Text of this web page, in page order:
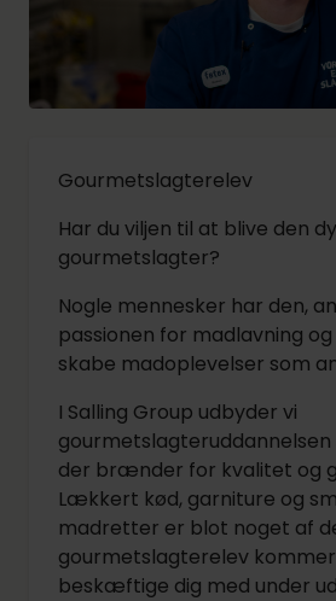
Gourmetslagterelev
Har du viljen til at blive den
gourmetslagter?
Nogle mennesker har den,
passionen for madlavning
skabe madoplevelser som
I Salling Group udbyder vi
gourmetslagteruddannelsen
der brænder for kvalitet og
Lækkert kød, garniture og
madretter er blot noget af
gourmetslagterelev
beskæftige dig med under